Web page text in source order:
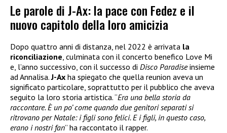
Le parole di J-Ax: la pace con Fedez e il
nuovo capitolo della loro amicizia
Dopo quattro anni di distanza, nel 2022 è arrivata la
riconciliazione , culminata con il concerto benefico Love Mi
e, l’anno successivo, con il successo di Disco Paradiseinsieme
ad Annalisa.J-Ax ha spiegato che quella reunion aveva un
significato particolare, soprattutto per il pubblico che aveva
seguito la loro storia artistica. “Era una bella storia da
raccontare. È un po’ come quando due genitori separati si
ritrovano per Natale: i figli sono felici. E i figli, in questo caso,
erano i nostri fan” ha raccontato il rapper.